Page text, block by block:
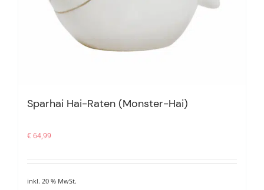
Sparhai Hai-Raten (Monster-Hai)
€64,99
inkl. 20 % MwSt.